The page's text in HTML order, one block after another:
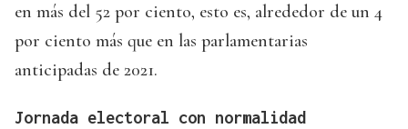
en más del 52 por ciento, esto es, alrededor de un 4
por ciento más que en las parlamentarias
anticipadas de 2021.
Jornada electoral con normalidad